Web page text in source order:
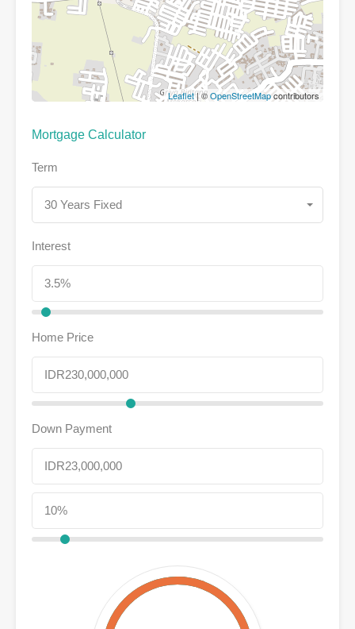
Leaflet| ©OpenStreetMapcontributors
Mortgage Calculator
Term
30 Years Fixed
Interest
Home Price
Down Payment